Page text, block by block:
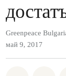
Greenpeace
май 9, 2017